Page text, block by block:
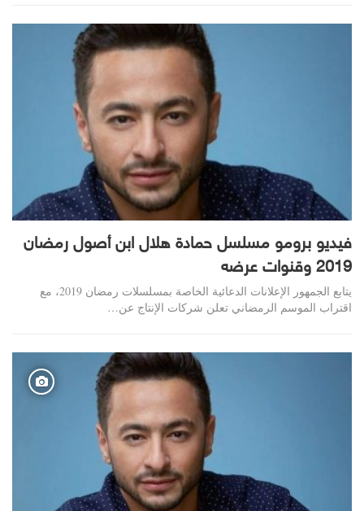
فيديو برومو مسلسل حمادة هلال ابن أصول رمضان
2019 وقنوات عرضه
يتابع الجمهور الإعلانات الدعائية الخاصة بمسلسلات رمضان 2019، مع
اقتراب الموسم الرمضاني تعلن شركات الإنتاج عن…